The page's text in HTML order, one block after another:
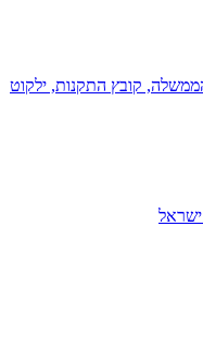
קובץ התקנות, ילקוט